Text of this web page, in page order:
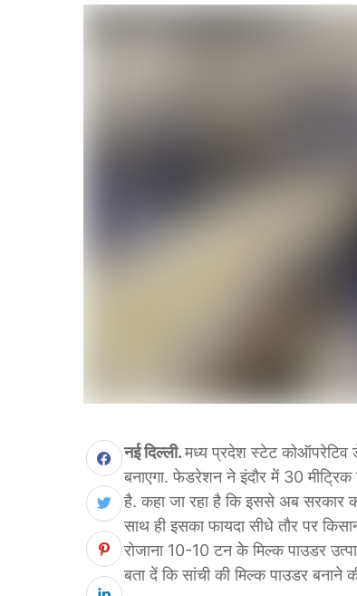
नई दिल्ली.मध्य प्रदेश स्टेट कोऑपरेटिव
बनाएगा. फेडरेशन ने इंदौर में 30 मीट्रिक
है. कहा जा रहा है कि इससे अब सरकार
साथ ही इसका फायदा सीधे तौर पर
रोजाना 10-10 टन केे मिल्क पाउडर
बता दें कि सांची की मिल्क पाउडर बनाने